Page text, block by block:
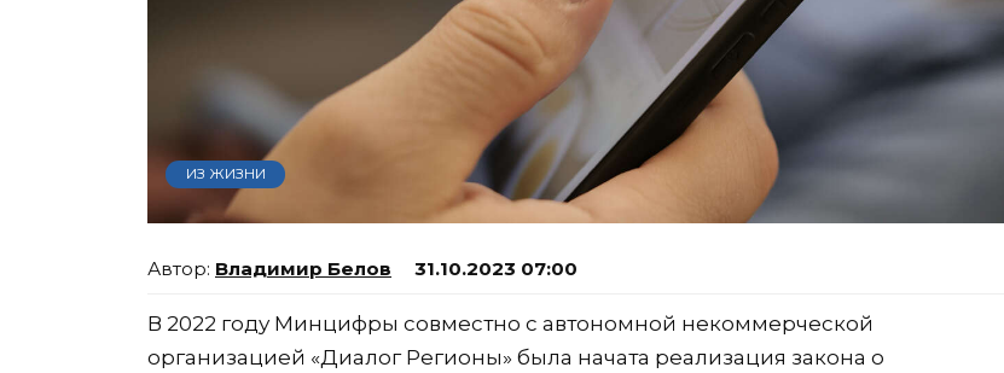
ИЗ ЖИЗНИ
Владимир Белов 31.10.2023 07:00
В 2022 году Минцифры совместно с автономной некоммерческой
организацией «Диалог Регионы» была начата реализация закона о